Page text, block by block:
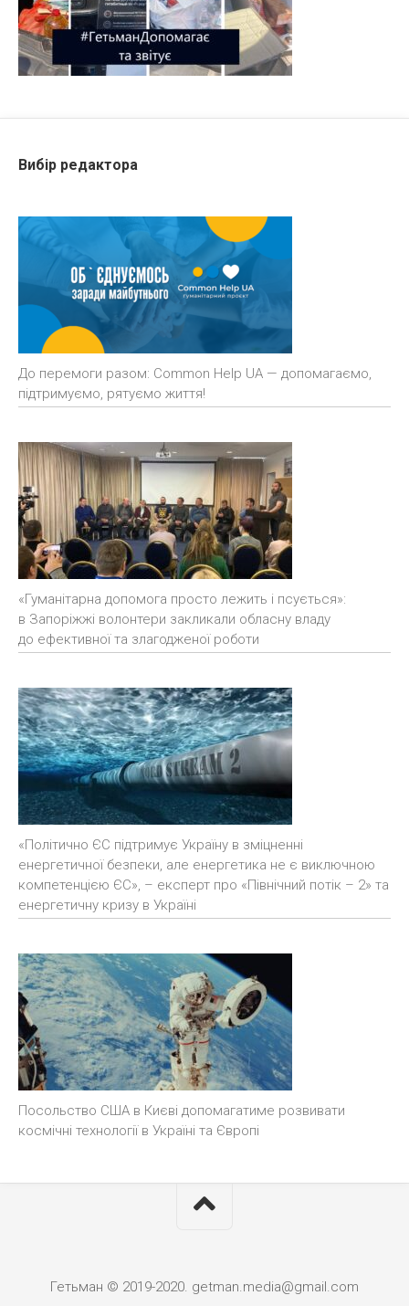
Вибір редактора
До перемоги разом: Common Help UA — допомагаємо,
підтримуємо, рятуємо життя!
«Гуманітарна допомога просто лежить і псується»:
в Запоріжжі волонтери закликали обласну владу
до ефективної та злагодженої роботи
«Політично ЄС підтримує Україну в зміцненні
енергетичної безпеки, але енергетика не є виключною
компетенцією ЄС», – експерт про «Північний потік – 2» та
енергетичну кризу в Україні
Посольство США в Києві допомагатиме розвивати
космічні технології в Україні та Європі
Гетьман © 2019-2020. getman.media@gmail.com